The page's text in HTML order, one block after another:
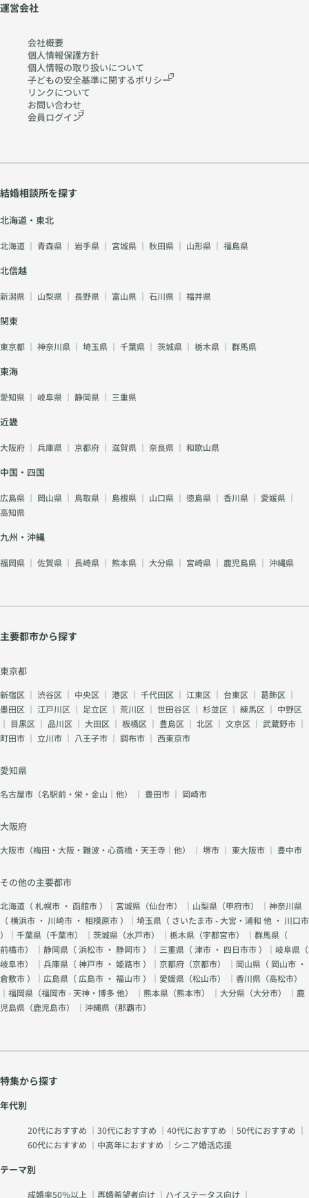
運営会社
会社概要
個人情報保護方針
個人情報の取り扱いについて
子どもの安全基準に関するポリシー
リンクについて
お問い合わせ
会員ログイン
結婚相談所を探す
北海道・東北
北海道 ｜ 青森県 ｜ 岩手県 ｜ 宮城県 ｜ 秋田県 ｜ 山形県 ｜ 福島県
北信越
新潟県 ｜ 山梨県 ｜ 長野県 ｜ 富山県 ｜ 石川県 ｜ 福井県
関東
東京都 ｜ 神奈川県 ｜ 埼玉県 ｜ 千葉県 ｜ 茨城県 ｜ 栃木県 ｜ 群馬県
東海
愛知県 ｜ 岐阜県 ｜ 静岡県 ｜ 三重県
近畿
大阪府 ｜ 兵庫県 ｜ 京都府 ｜ 滋賀県 ｜ 奈良県 ｜ 和歌山県
中国・四国
広島県 ｜ 岡山県 ｜ 鳥取県 ｜ 島根県 ｜ 山口県 ｜ 徳島県 ｜ 香川県 ｜ 愛媛県 ｜
高知県
九州・沖縄
福岡県 ｜ 佐賀県 ｜ 長崎県 ｜ 熊本県 ｜ 大分県 ｜ 宮崎県 ｜ 鹿児島県 ｜ 沖縄県
主要都市から探す
東京都
新宿区 ｜ 渋谷区 ｜ 中央区 ｜ 港区 ｜ 千代田区 ｜ 江東区 ｜ 台東区 ｜ 葛飾区 ｜
墨田区 ｜ 江戸川区 ｜ 足立区 ｜ 荒川区 ｜ 世田谷区 ｜ 杉並区 ｜ 練馬区 ｜ 中野区
｜ 目黒区 ｜ 品川区 ｜ 大田区 ｜ 板橋区 ｜ 豊島区 ｜ 北区 ｜ 文京区 ｜ 武蔵野市 ｜
町田市 ｜ 立川市 ｜ 八王子市 ｜ 調布市 ｜ 西東京市
愛知県
名古屋市（名駅前・栄・金山｜他） ｜ 豊田市 ｜ 岡崎市
大阪府
大阪市（梅田・大阪・難波・心斎橋・天王寺｜他） ｜ 堺市 ｜ 東大阪市 ｜ 豊中市
その他の主要都市
北海道（札幌市 ・ 函館市）｜宮城県（仙台市） ｜山梨県（甲府市） ｜神奈川県
（横浜市 ・ 川崎市 ・ 相模原市）｜埼玉県（ さいたま市 - 大宮・浦和 他 ・ 川口市
）｜千葉県（千葉市） ｜茨城県（水戸市） ｜栃木県（宇都宮市） ｜群馬県（
前橋市） ｜静岡県（浜松市 ・ 静岡市）｜三重県（津市 ・ 四日市市）｜岐阜県（
岐阜市） ｜兵庫県（神戸市 ・ 姫路市）｜京都府（京都市） ｜岡山県（ 岡山市 ・
倉敷市）｜広島県（ 広島市 ・ 福山市）｜愛媛県（松山市） ｜香川県（高松市）
｜福岡県（福岡市 - 天神・博多 他） ｜熊本県（熊本市） ｜大分県（大分市） ｜鹿
児島県（鹿児島市） ｜沖縄県（那覇市）
特集から探す
年代別
20代におすすめ ｜ 30代におすすめ ｜ 40代におすすめ ｜ 50代におすすめ ｜
60代におすすめ ｜ 中高年におすすめ ｜ シニア婚活応援
テーマ別
成婚率50％以上 ｜ 再婚希望者向け ｜ ハイステータス向け ｜